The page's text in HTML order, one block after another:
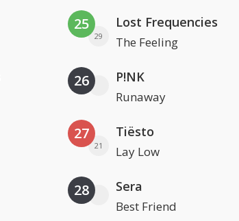
25
29
Lost Frequencies
The Feeling
26 P!NK
Runaway
27
21
Tiësto
Lay Low
28 Sera
Best Friend